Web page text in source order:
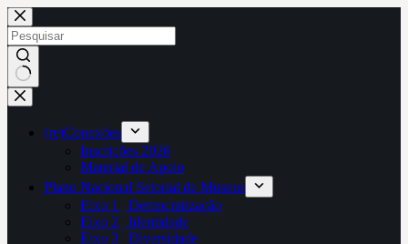
Pular
para
o
conteúdo
Sem
resultados
(re)Conexões
Inscrições 2026
Material de Apoio
Plano Nacional Setorial de Museus
Eixo 1 | Democratização
Eixo 2 | Identidade
Eixo 3 | Diversidade